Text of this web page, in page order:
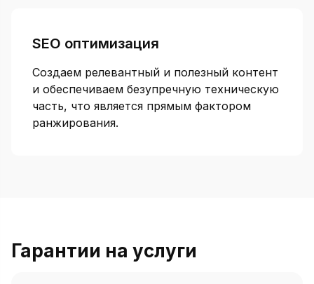
SEO оптимизация
Создаем релевантный и полезный контент
и обеспечиваем безупречную техническую
часть, что является прямым фактором
ранжирования.
Гарантии на услуги